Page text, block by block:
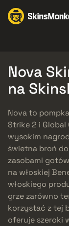
Nova
na
Nova to pompka
Strike 2 i Global
wysokim
świetna broń
zasobami
na włoskiej
włoskiego
grze zarówno
korzystać z tej
oferuje szeroki